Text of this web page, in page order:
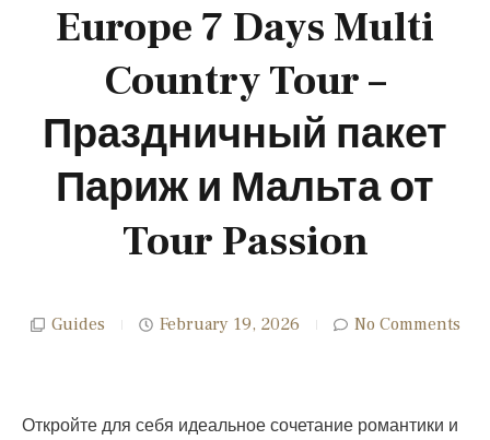
Europe 7 Days Multi
Country Tour –
Праздничный пакет
Париж и Мальта от
Tour Passion
Guides February 19, 2026 No Comments
Откройте для себя идеальное сочетание романтики и